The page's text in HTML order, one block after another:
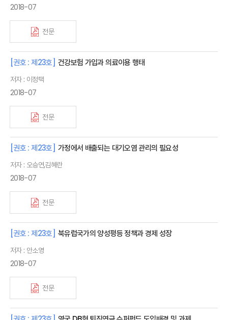
2018-07
전문
[권호 : 제23호] 건강보험 가입과 의료이용 행태
저자 : 이정택
2018-07
전문
[권호 : 제23호] 가정에서 배출되는 대기오염 관리의 필요성
저자 : 오승연,김혜란
2018-07
전문
[권호 : 제23호] 북유럽국가의 양성평등 정책과 경제 성장
저자 : 안소영
2018-07
전문